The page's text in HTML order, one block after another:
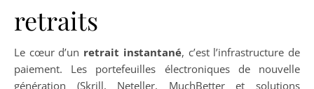
retraits
Le cœur d’un retrait instantané, c’est l’infrastructure de
paiement. Les portefeuilles électroniques de nouvelle
génération (Skrill, Neteller, MuchBetter et solutions